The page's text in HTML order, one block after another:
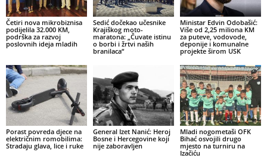
Četiri nova mikrobiznisa
podijelila 32.000 KM,
podrška za razvoj
poslovnih ideja mladih
Sedić dočekao učesnike
Krajiškog moto-
maratona: „Čuvate istinu
o borbi i žrtvi naših
branilaca“
Ministar Edvin Odobašić:
Više od 2,25 miliona KM
za puteve, vodovode,
deponije i komunalne
projekte širom USK
Porast povreda djece na
električnim romobilima:
Stradaju glava, lice i ruke
General Izet Nanić: Heroj
Bosne i Hercegovine koji
nije zaboravljen
Mladi nogometaši OFK
Bihać osvojili drugo
mjesto na turniru na
Izačiću